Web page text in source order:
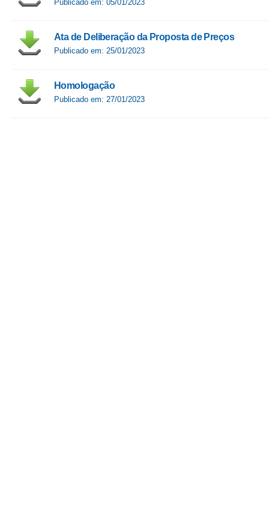
Publicado em: 05/01/2023
Ata de Deliberação da Proposta de Preços
Publicado em: 25/01/2023
Homologação
Publicado em: 27/01/2023